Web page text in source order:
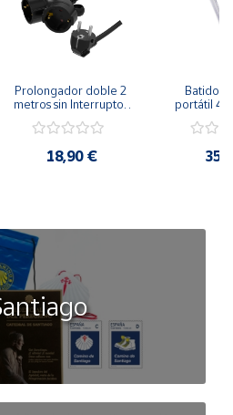
Prolongador doble 2
metros sin Interruptor
18,90 €
Batidora
portátil